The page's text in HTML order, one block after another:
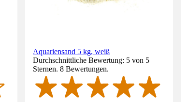
Aquariensand 5 kg, weiß
Durchschnittliche Bewertung: 5 von 5
Sternen. 8 Bewertungen.